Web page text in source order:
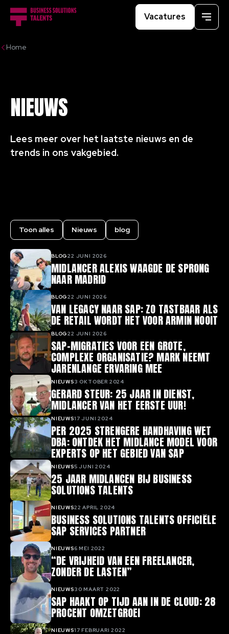
Vacatures
Menu
Home
NIEUWS
Lees meer over het laatste nieuws en de
trends in ons vakgebied.
Toon alles Nieuws blog
MIDLANCER ALEXIS WAAGDE DE SPRONG
NAAR MADRID
BLOG22 JUNI 2026
VAN LEGACY NAAR SAP: ZO TASTBAAR ALS
DE RETAIL WORDT HET VOOR ARMIN NOOIT
BLOG22 JUNI 2026
SAP-MIGRATIES VOOR EEN GROTE,
COMPLEXE ORGANISATIE? MARK NEEMT
JARENLANGE ERVARING MEE
BLOG22 JUNI 2026
GERARD STEUR: 25 JAAR IN DIENST,
MIDLANCER VAN HET EERSTE UUR!
NIEUWS3 OKTOBER 2024
PER 2025 STRENGERE HANDHAVING WET
DBA: ONTDEK HET MIDLANCE MODEL VOOR
EXPERTS OP HET GEBIED VAN SAP
NIEUWS17 JUNI 2024
25 JAAR MIDLANCEN BIJ BUSINESS
SOLUTIONS TALENTS
NIEUWS5 JUNI 2024
BUSINESS SOLUTIONS TALENTS OFFICIËLE
SAP SERVICES PARTNER
NIEUWS22 APRIL 2024
“DE VRIJHEID VAN EEN FREELANCER,
ZONDER DE LASTEN”
NIEUWS6 MEI 2022
SAP HAAKT OP TIJD AAN IN DE CLOUD: 28
PROCENT OMZETGROEI
NIEUWS30 MAART 2022
NIEUWS17 FEBRUARI 2022